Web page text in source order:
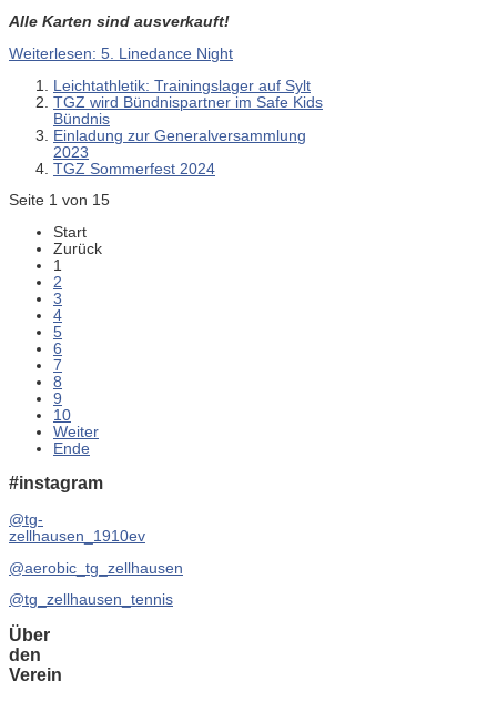
Alle Karten sind ausverkauft!
Weiterlesen: 5. Linedance Night
Leichtathletik: Trainingslager auf Sylt
TGZ wird Bündnispartner im Safe Kids
Bündnis
Einladung zur Generalversammlung
2023
TGZ Sommerfest 2024
Seite 1 von 15
Start
Zurück
1
2
3
4
5
6
7
8
9
10
Weiter
Ende
#instagram
@tg-
zellhausen_1910ev
@aerobic_tg_zellhausen
@tg_zellhausen_tennis
Über
den
Verein